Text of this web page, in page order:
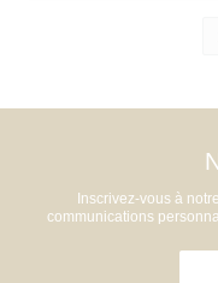
Inscrivez-vous à
communications